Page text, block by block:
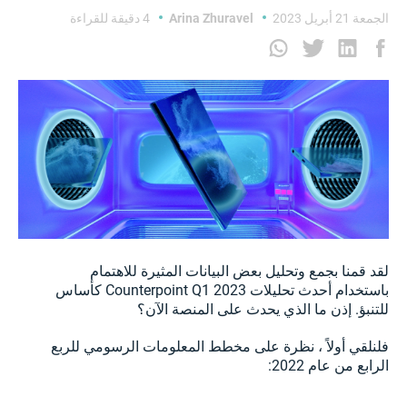
الجمعة 21 أبريل 2023
لقد قمنا بجمع وتحليل بعض البيانات المثيرة للاهتمام
باستخدام أحدث تحليلات Counterpoint Q1 2023 كأساس
للتنبؤ. إذن ما الذي يحدث على المنصة الآن؟
فلنلقي أولاً ، نظرة على مخطط المعلومات الرسومي للربع
الرابع من عام 2022: